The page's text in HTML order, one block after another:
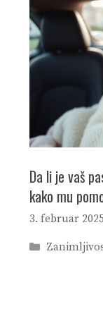
Da li je vaš
kako mu
3. februar
Categories